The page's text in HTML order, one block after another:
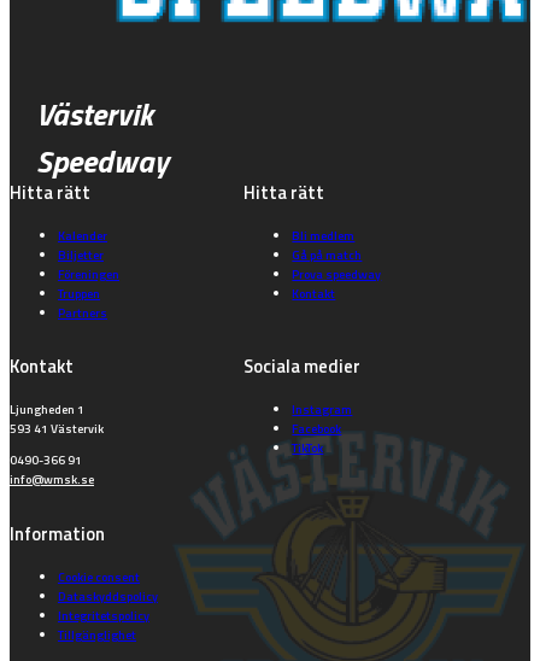
Västervik
Speedway
Hitta rätt
Kalender
Biljetter
Föreningen
Truppen
Partners
Hitta rätt
Bli medlem
Gå på match
Prova speedway
Kontakt
Kontakt
Ljungheden 1
593 41 Västervik
0490-366 91
info@wmsk.se
Sociala medier
Instagram
Facebook
TikTok
Information
Cookie consent
Dataskyddspolicy
Integritetspolicy
Tillgänglighet